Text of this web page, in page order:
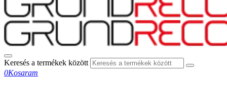
Keresés a termékek között
0Kosaram